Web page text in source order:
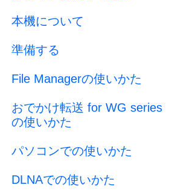
本機について
準備する
File Managerの使いかた
おでかけ転送 for WG series
の使いかた
パソコンでの使いかた
DLNAでの使いかた